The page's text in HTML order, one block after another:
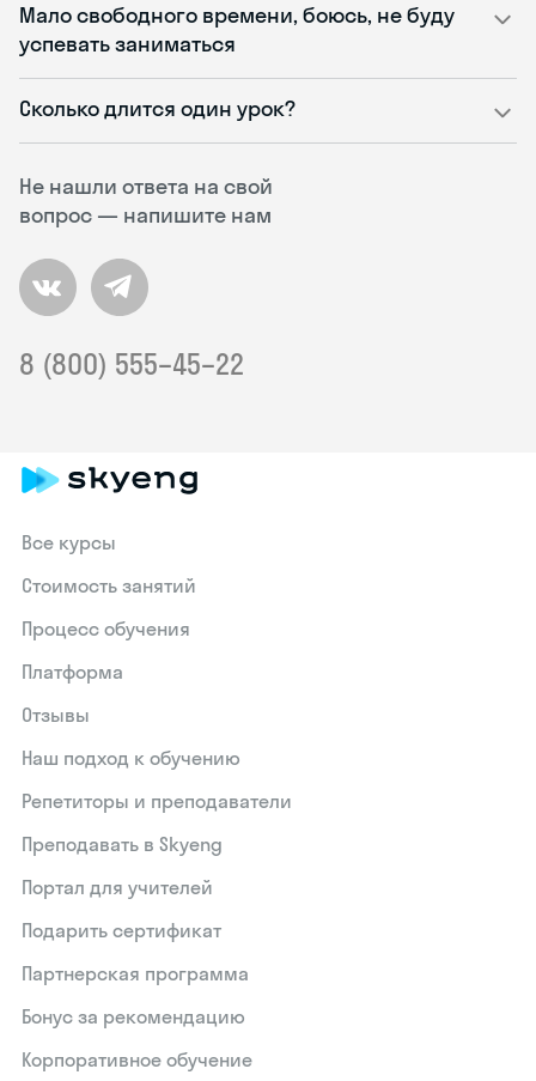
Не нашли ответа на свой
вопрос — напишите нам
8 (800) 555–45–22
Мало свободного времени, боюсь, не буду
успевать заниматься
Сколько длится один урок?
Все курсы
Стоимость занятий
Процесс обучения
Платформа
Отзывы
Наш подход к обучению
Репетиторы и преподаватели
Преподавать в Skyeng
Портал для учителей
Подарить сертификат
Партнерская программа
Бонус за рекомендацию
Корпоративное обучение